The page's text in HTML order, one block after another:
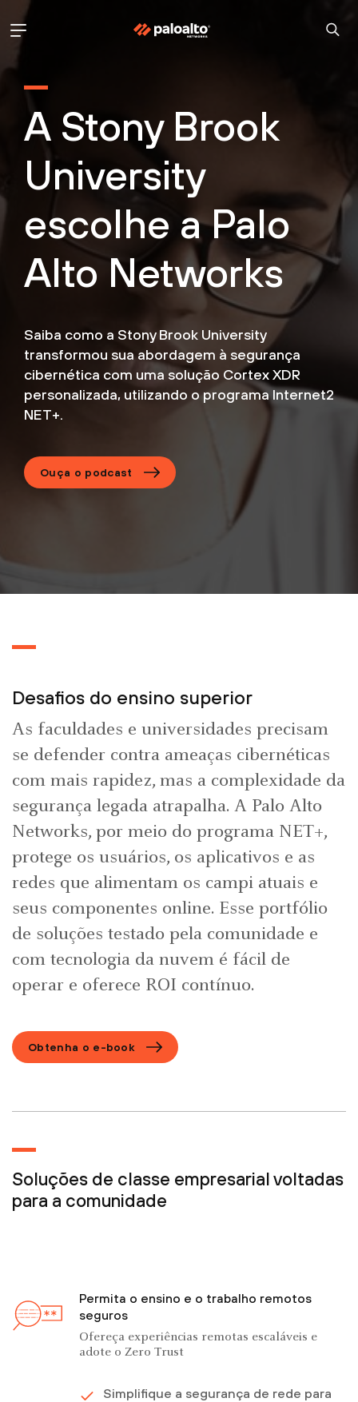
A Stony Brook
University
escolhe a Palo
Alto Networks
Saiba como a Stony Brook University
transformou sua abordagem à segurança
cibernética com uma solução Cortex XDR
personalizada, utilizando o programa Internet2
NET+.
Ouça o podcast
Desafios do ensino superior
As faculdades e universidades precisam
se defender contra ameaças cibernéticas
com mais rapidez, mas a complexidade da
segurança legada atrapalha. A Palo Alto
Networks, por meio do programa NET+,
protege os usuários, os aplicativos e as
redes que alimentam os campi atuais e
seus componentes online. Esse portfólio
de soluções testado pela comunidade e
com tecnologia da nuvem é fácil de
operar e oferece ROI contínuo.
Obtenha o e-book
Soluções de classe empresarial voltadas
para a comunidade
Permita o ensino e o trabalho remotos
seguros
Ofereça experiências remotas escaláveis e
adote o Zero Trust
Simplifique a segurança de rede para